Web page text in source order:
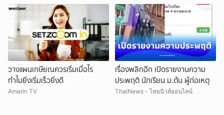
วางแผนเกษียณควรเริ่มเมื่อไร
ทำไมยิ่งเริ่มเร็วยิ่งดี
Amarin TV
เรื่องพลิกอีก เปิดรายงานความ
ประพฤติ นักเรียน ม.ต้น ผู้ก่อเหตุ
ThaiNews - ไทยนิวส์ออนไลน์